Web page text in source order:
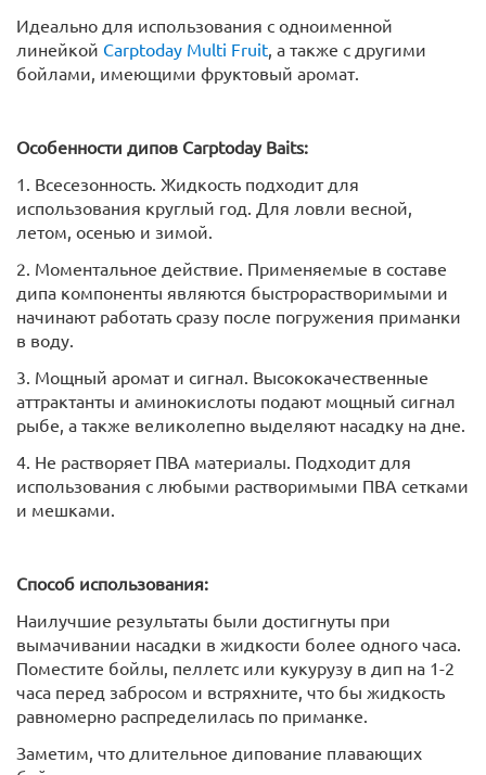
Идеально для использования с одноименной
линейкой Carptoday Multi Fruit , а также с другими
бойлами, имеющими фруктовый аромат.
Особенности дипов Carptoday Baits:
1. Всесезонность. Жидкость подходит для
использования круглый год. Для ловли весной,
летом, осенью и зимой.
2. Моментальное действие. Применяемые в составе
дипа компоненты являются быстрорастворимыми и
начинают работать сразу после погружения приманки
в воду.
3. Мощный аромат и сигнал. Высококачественные
аттрактанты и аминокислоты подают мощный сигнал
рыбе, а также великолепно выделяют насадку на дне.
4. Не растворяет ПВА материалы. Подходит для
использования с любыми растворимыми ПВА сетками
и мешками.
Способ использования:
Наилучшие результаты были достигнуты при
вымачивании насадки в жидкости более одного часа.
Поместите бойлы, пеллетс или кукурузу в дип на 1-2
часа перед забросом и встряхните, что бы жидкость
равномерно распределилась по приманке.
Заметим, что длительное дипование плавающих